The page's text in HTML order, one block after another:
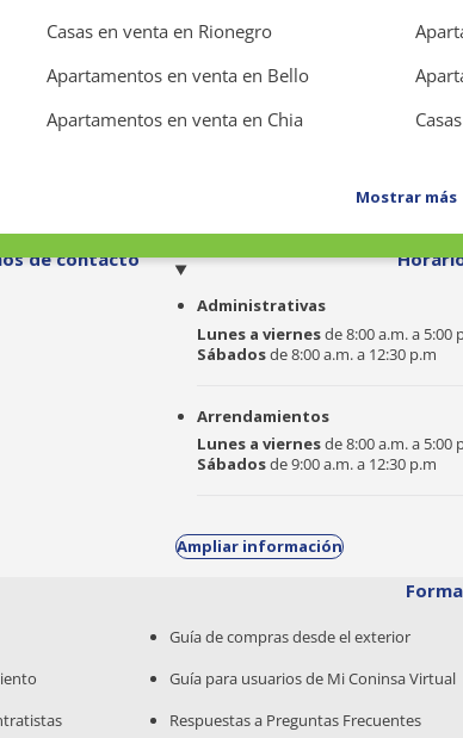
Casas en venta en Rionegro
Apartamentos en venta en Bello
Apartamentos en venta en Chia
Mostrar más
de contacto
Administrativas
Lunes a viernesde 8:00 a.m. a 5:00
Sábadosde 8:00 a.m. a 12:30 p.m
Arrendamientos
Lunes a viernesde 8:00 a.m. a 5:00
Sábadosde 9:00 a.m. a 12:30 p.m
Ampliar información
Guía de compras desde el exterior
Guía para usuarios de Mi Coninsa Virtual
Respuestas a Preguntas Frecuentes